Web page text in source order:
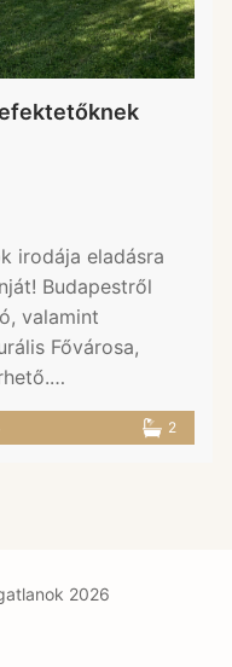
irodája eladásra
Budapestről
valamint
Fővárosa,
2
2026